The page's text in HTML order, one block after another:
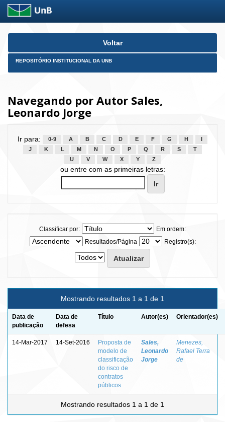
Skip
Voltar
REPOSITÓRIO INSTITUCIONAL DA UNB
Navegando por Autor Sales,
Leonardo Jorge
Ir para: 0-9 A B C D E F G H
J
K L M N O P Q R S
T
U
V W X Y Z
ou entre com as primeiras letras:
Classificar por:
Em ordem:
Resultados/Página
Registro(s):
Mostrando resultados 1 a 1 de 1
Data de
publicação
Data de
defesa
Título Autor(es) Orientador(es)
14-Mar-2017 14-Set-2016
Proposta de
modelo de
classificação
do risco de
contratos
públicos
Sales,
Leonardo
Jorge
Menezes,
Rafael Terra
de
Mostrando resultados 1 a 1 de 1